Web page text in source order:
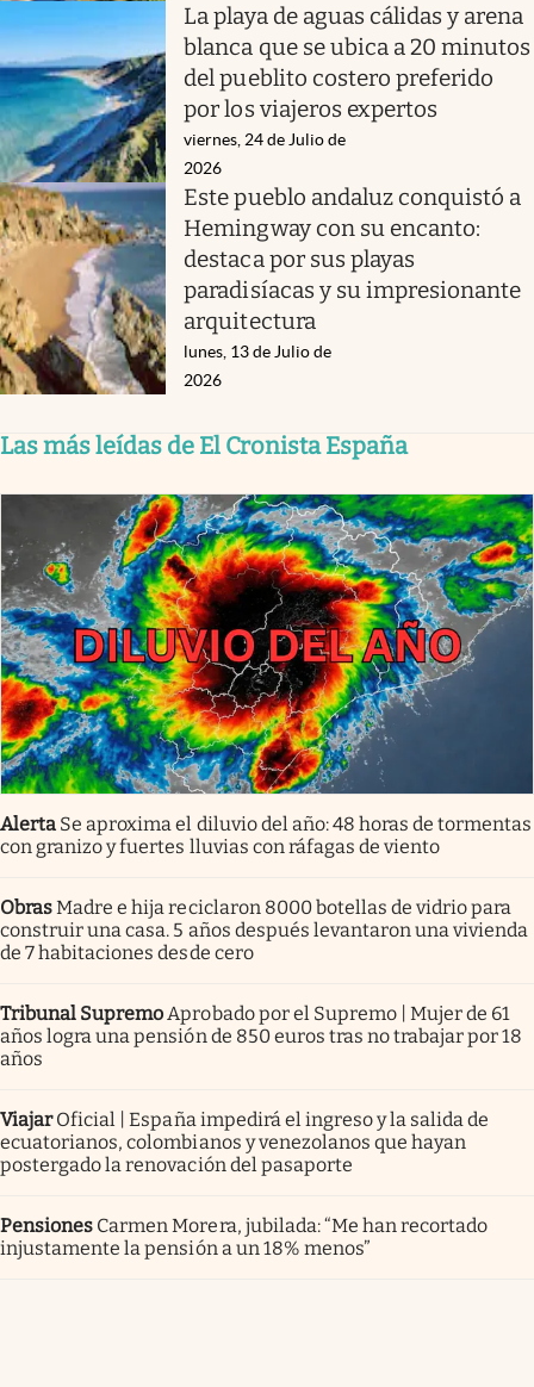
La playa de aguas cálidas y arena
blanca que se ubica a 20 minutos
del pueblito costero preferido
por los viajeros expertos
viernes, 24 de Julio de
2026
Este pueblo andaluz conquistó a
Hemingway con su encanto:
destaca por sus playas
paradisíacas y su impresionante
arquitectura
lunes, 13 de Julio de
2026
Las más leídas de El Cronista España
Alerta Se aproxima el diluvio del año: 48 horas de tormentas
con granizo y fuertes lluvias con ráfagas de viento
ObrasMadre e hija reciclaron 8000 botellas de vidrio para
construir una casa. 5 años después levantaron una vivienda
de 7 habitaciones desde cero
Tribunal Supremo Aprobado por el Supremo | Mujer de 61
años logra una pensión de 850 euros tras no trabajar por 18
años
Viajar Oficial | España impedirá el ingreso y la salida de
ecuatorianos, colombianos y venezolanos que hayan
postergado la renovación del pasaporte
Pensiones Carmen Morera, jubilada: “Me han recortado
injustamente la pensión a un 18% menos”